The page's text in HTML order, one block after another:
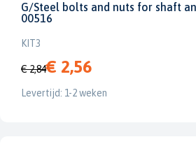
G/Steel bolts and nuts for shaft
00516
KIT3
€ 2,84€ 2,56
Levertijd: 1-2 weken